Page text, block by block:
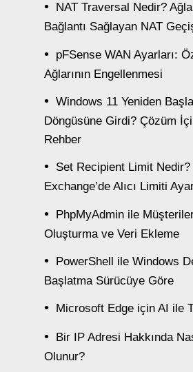
NAT Traversal Nedir?
Bağlantı Sağlayan NAT
pFSense WAN Ayarları:
Ağlarının Engellenmesi
Windows 11 Yeniden
Döngüsüne Girdi? Çözüm
Rehber
Set Recipient Limit
Exchange’de Alıcı Limiti
PhpMyAdmin ile
Oluşturma ve Veri Ekleme
PowerShell ile Windows
Başlatma Sürücüye Göre
Microsoft Edge için AI ile
Bir IP Adresi Hakkında
Olunur?